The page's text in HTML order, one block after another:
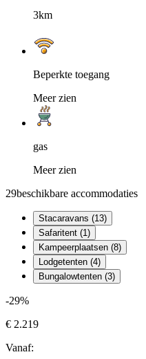
3km
Beperkte toegang
Meer zien
gas
Meer zien
29beschikbare accommodaties
Stacaravans (13)
Safaritent (1)
Kampeerplaatsen (8)
Lodgetenten (4)
Bungalowtenten (3)
-29%
€ 2.219
Vanaf: